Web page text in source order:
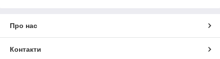
Про нас
Контакти